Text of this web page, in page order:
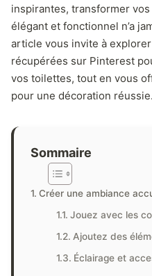
inspirantes, transformer
élégant et fonctionnel n’a
article vous invite à explorer
récupérées sur Pinterest
vos toilettes, tout en vous
pour une décoration réussie.
Sommaire
Créer une ambiance
Jouez avec les
Ajoutez des
Éclairage et